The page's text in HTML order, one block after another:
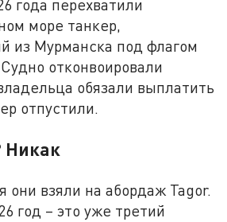
года перехватили
море танкер,
из Мурманска под флагом
отконвоировали
обязали выплатить
отпустили.
Никак
они взяли на абордаж Tagor.
год – это уже третий